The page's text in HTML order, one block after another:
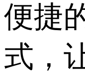
便捷
式，